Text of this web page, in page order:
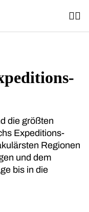
die größten
Expeditions-
Regionen
und dem
bis in die